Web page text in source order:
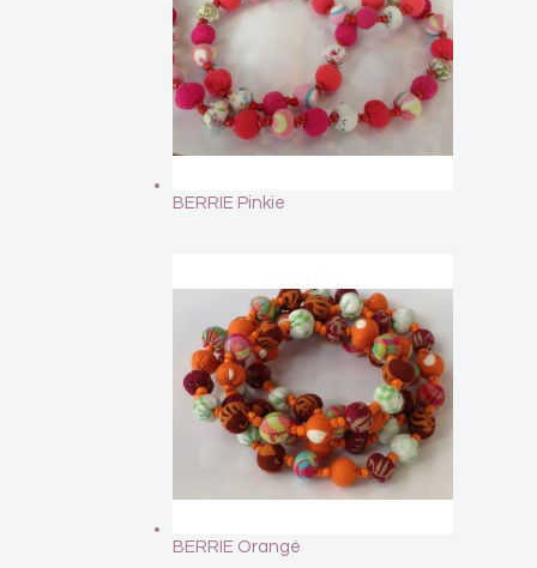
BERRIE Pinkie
BERRIE Orangé